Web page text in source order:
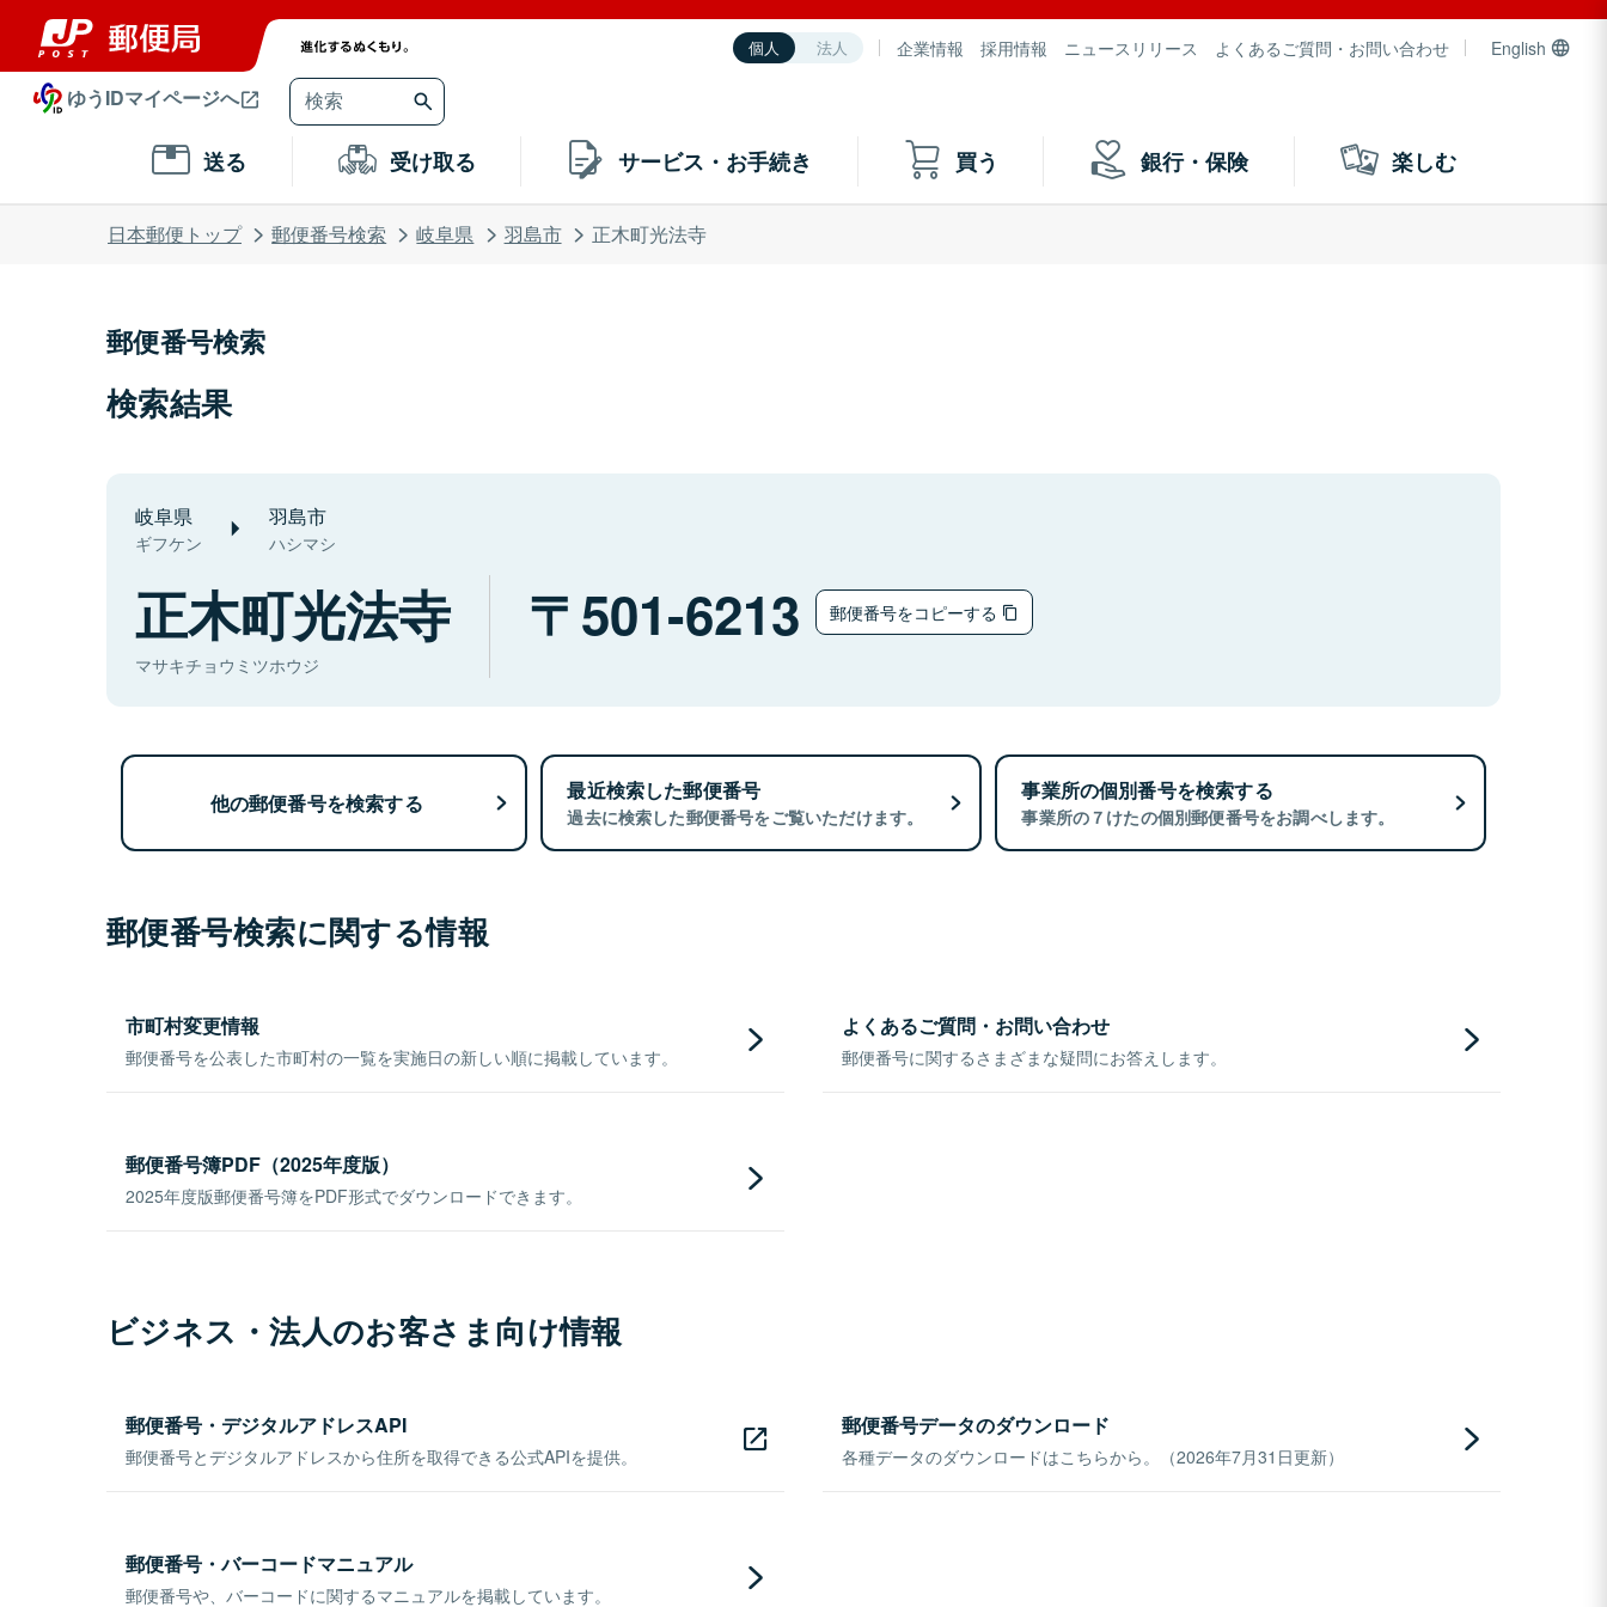
個人 法人 企業情報 採用情報 ニュースリリース よくあるご質問・お問い合わせ English
ゆうIDマイページへ
送る 受け取る サービス・お手続き 買う 銀行・保険 楽しむ
日本郵便トップ 郵便番号検索 岐阜県 羽島市 正木町光法寺
郵便番号検索
検索結果
岐阜県
ギフケン
羽島市
ハシマシ
正木町光法寺
マサキチョウミツホウジ
501-6213 郵便番号をコピーする
他の郵便番号を検索する 最近検索した郵便番号
過去に検索した郵便番号をご覧いただけます。
事業所の個別番号を検索する
事業所の７けたの個別郵便番号をお調べします。
郵便番号検索に関する情報
市町村変更情報
郵便番号を公表した市町村の一覧を実施日の新しい順に掲載しています。
よくあるご質問・お問い合わせ
郵便番号に関するさまざまな疑問にお答えします。
郵便番号簿PDF（2025年度版）
2025年度版郵便番号簿をPDF形式でダウンロードできます。
ビジネス・法人のお客さま向け情報
郵便番号・デジタルアドレスAPI
郵便番号とデジタルアドレスから住所を取得できる公式APIを提供。
郵便番号データのダウンロード
各種データのダウンロードはこちらから。（2026年7月31日更新）
郵便番号・バーコードマニュアル
郵便番号や、バーコードに関するマニュアルを掲載しています。